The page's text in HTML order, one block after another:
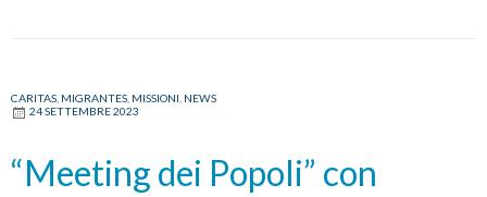
CARITAS MIGRANTES MISSIONI NEWS
24 SETTEMBRE 2023
“Meeting dei Popoli” con